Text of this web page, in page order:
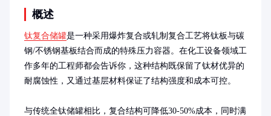
概述
钛复合储罐是一种采用爆炸复合或轧制复合工艺将钛板与碳
钢/不锈钢基板结合而成的特殊压力容器。在化工设备领域工
作多年的工程师都会告诉你，这种结构既保留了钛材优异的
耐腐蚀性，又通过基层材料保证了结构强度和成本可控。
与传统全钛储罐相比，复合结构可降低30-50%成本，同时满